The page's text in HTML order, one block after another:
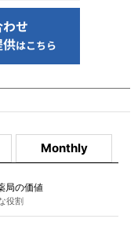
Monthly
局の価値
役割